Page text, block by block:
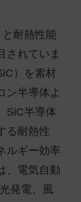
耐熱性能
されていま
）を素材
ン半導体よ
SiC半導体
る耐熱性
ルギー効率
、電気自動
発電、風